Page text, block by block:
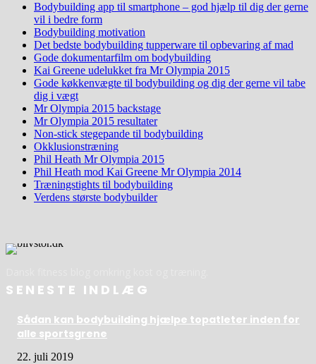
Bodybuilding app til smartphone – god hjælp til dig der gerne
vil i bedre form
Bodybuilding motivation
Det bedste bodybuilding tupperware til opbevaring af mad
Gode dokumentarfilm om bodybuilding
Kai Greene udelukket fra Mr Olympia 2015
Gode køkkenvægte til bodybuilding og dig der gerne vil tabe
dig i vægt
Mr Olympia 2015 backstage
Mr Olympia 2015 resultater
Non-stick stegepande til bodybuilding
Okklusionstræning
Phil Heath Mr Olympia 2015
Phil Heath mod Kai Greene Mr Olympia 2014
Træningstights til bodybuilding
Verdens største bodybuilder
SENESTE INDLÆG
Sådan kan bodybuilding hjælpe topatleter inden for
alle sportsgrene
22. juli 2019